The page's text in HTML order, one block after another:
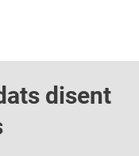
disent